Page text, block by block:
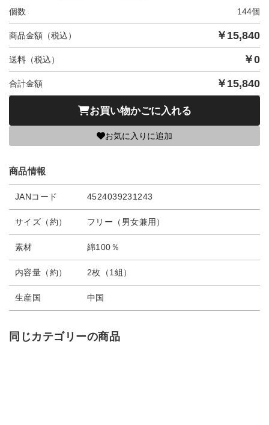
個数 144個
商品金額（税込） ￥ 15,840
送料（税込） ￥0
合計金額 ￥ 15,840
お買い物かごに入れる
お気に入りに追加
商品情報
JANコード 4524039231243
サイズ（約） フリー（男女兼用）
素材 綿100％
内容量（約） 2枚（1組）
生産国 中国
同じカテゴリーの商品